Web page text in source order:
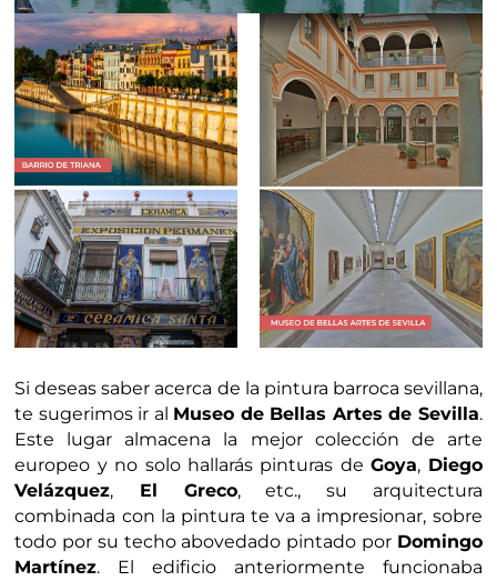
Si deseas saber acerca de la pintura barroca sevillana,
te sugerimos ir al Museo de Bellas Artes de Sevilla.
Este lugar almacena la mejor colección de arte
europeo y no solo hallarás pinturas deGoya, Diego
Velázquez, El Greco, etc., su arquitectura
combinada con la pintura te va a impresionar, sobre
todo por su techo abovedado pintado por Domingo
Martínez. El edificio anteriormente funcionaba